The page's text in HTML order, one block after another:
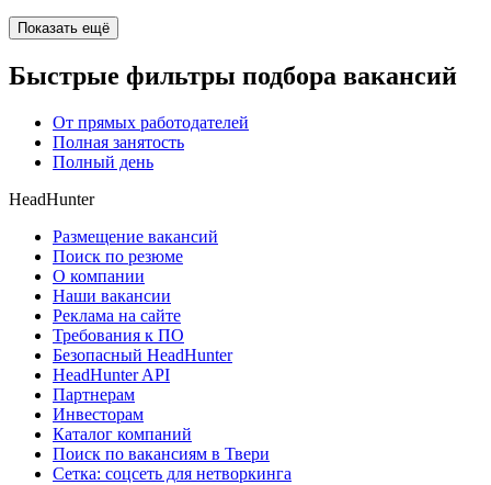
Показать ещё
Быстрые фильтры подбора вакансий
От прямых работодателей
Полная занятость
Полный день
HeadHunter
Размещение вакансий
Поиск по резюме
О компании
Наши вакансии
Реклама на сайте
Требования к ПО
Безопасный HeadHunter
HeadHunter API
Партнерам
Инвесторам
Каталог компаний
Поиск по вакансиям в Твери
Сетка: соцсеть для нетворкинга